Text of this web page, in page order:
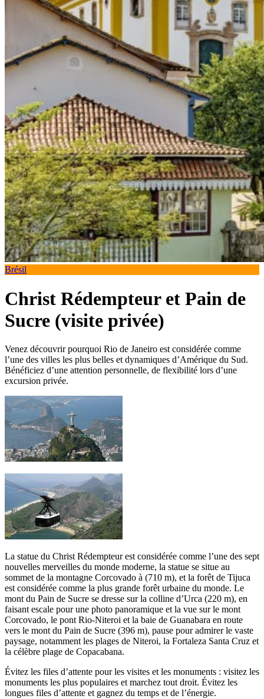
Brésil
Christ Rédempteur et Pain de
Sucre (visite privée)
Venez découvrir pourquoi Rio de Janeiro est considérée comme
l’une des villes les plus belles et dynamiques d’Amérique du Sud.
Bénéficiez d’une attention personnelle, de flexibilité lors d’une
excursion privée.
La statue du Christ Rédempteur est considérée comme l’une des sept
nouvelles merveilles du monde moderne, la statue se situe au
sommet de la montagne Corcovado à (710 m), et la forêt de Tijuca
est considérée comme la plus grande forêt urbaine du monde. Le
mont du Pain de Sucre se dresse sur la colline d’Urca (220 m), en
faisant escale pour une photo panoramique et la vue sur le mont
Corcovado, le pont Rio-Niteroi et la baie de Guanabara en route
vers le mont du Pain de Sucre (396 m), pause pour admirer le vaste
paysage, notamment les plages de Niteroi, la Fortaleza Santa Cruz et
la célèbre plage de Copacabana.
Évitez les files d’attente pour les visites et les monuments : visitez les
monuments les plus populaires et marchez tout droit. Évitez les
longues files d’attente et gagnez du temps et de l’énergie.